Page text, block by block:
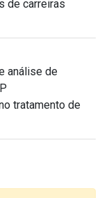
de carreiras
análise de
tratamento de